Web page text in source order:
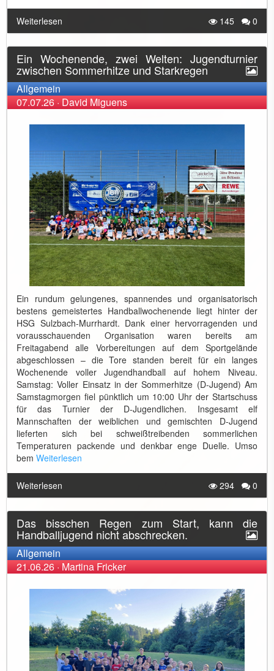
Weiterlesen 145 0
Ein Wochenende, zwei Welten: Jugendturnier
zwischen Sommerhitze und Starkregen
Allgemein
07.07.26·David Miguens
Ein rundum gelungenes, spannendes und organisatorisch
bestens gemeistertes Handballwochenende liegt hinter der
HSG Sulzbach-Murrhardt. Dank einer hervorragenden und
vorausschauenden Organisation waren bereits am
Freitagabend alle Vorbereitungen auf dem Sportgelände
abgeschlossen – die Tore standen bereit für ein langes
Wochenende voller Jugendhandball auf hohem Niveau.
Samstag: Voller Einsatz in der Sommerhitze (D-Jugend) Am
Samstagmorgen fiel pünktlich um 10:00 Uhr der Startschuss
für das Turnier der D-Jugendlichen. Insgesamt elf
Mannschaften der weiblichen und gemischten D-Jugend
lieferten sich bei schweißtreibenden sommerlichen
Temperaturen packende und denkbar enge Duelle. Umso
bem Weiterlesen
Weiterlesen 294 0
Das bisschen Regen zum Start, kann die
Handballjugend nicht abschrecken.
Allgemein
21.06.26·Martina Fricker